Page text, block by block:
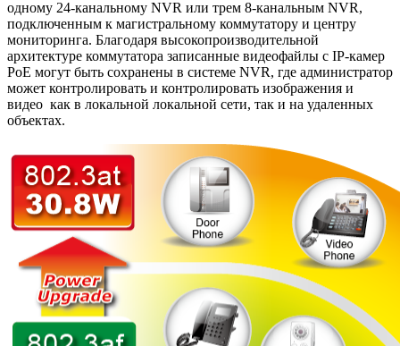
одному 24-канальному NVR или трем 8-канальным NVR,
подключенным к магистральному коммутатору и центру
мониторинга. Благодаря высокопроизводительной
архитектуре коммутатора записанные видеофайлы с IP-камер
PoE могут быть сохранены в системе NVR, где администратор
может контролировать и контролировать изображения и
видео как в локальной локальной сети, так и на удаленных
объектах.